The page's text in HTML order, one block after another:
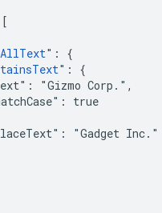
": {
": {
"Gizmo Corp.",
true
"Gadget Inc."